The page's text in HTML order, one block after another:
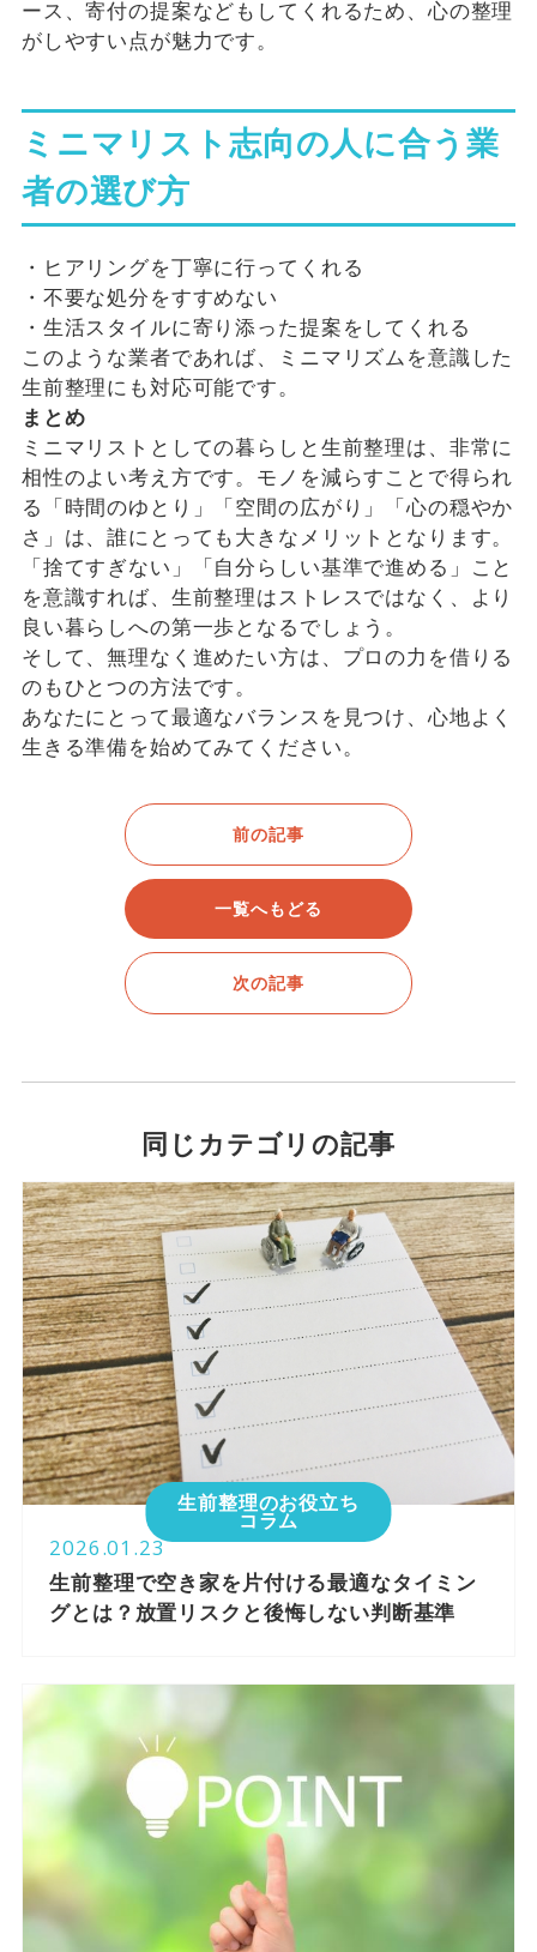
ース、寄付の提案などもしてくれるため、心の整理
がしやすい点が魅力です。
ミニマリスト志向の人に合う業
者の選び方
・ヒアリングを丁寧に行ってくれる
・不要な処分をすすめない
・生活スタイルに寄り添った提案をしてくれる
このような業者であれば、ミニマリズムを意識した
生前整理にも対応可能です。
まとめ
ミニマリストとしての暮らしと生前整理は、非常に
相性のよい考え方です。モノを減らすことで得られ
る「時間のゆとり」「空間の広がり」「心の穏やか
さ」は、誰にとっても大きなメリットとなります。
「捨てすぎない」「自分らしい基準で進める」こと
を意識すれば、生前整理はストレスではなく、より
良い暮らしへの第一歩となるでしょう。
そして、無理なく進めたい方は、プロの力を借りる
のもひとつの方法です。
あなたにとって最適なバランスを見つけ、心地よく
生きる準備を始めてみてください。
前の記事
一覧へもどる
次の記事
同じカテゴリの記事
生前整理のお役立ち
コラム
2026.01.23
生前整理で空き家を片付ける最適なタイミン
グとは？放置リスクと後悔しない判断基準